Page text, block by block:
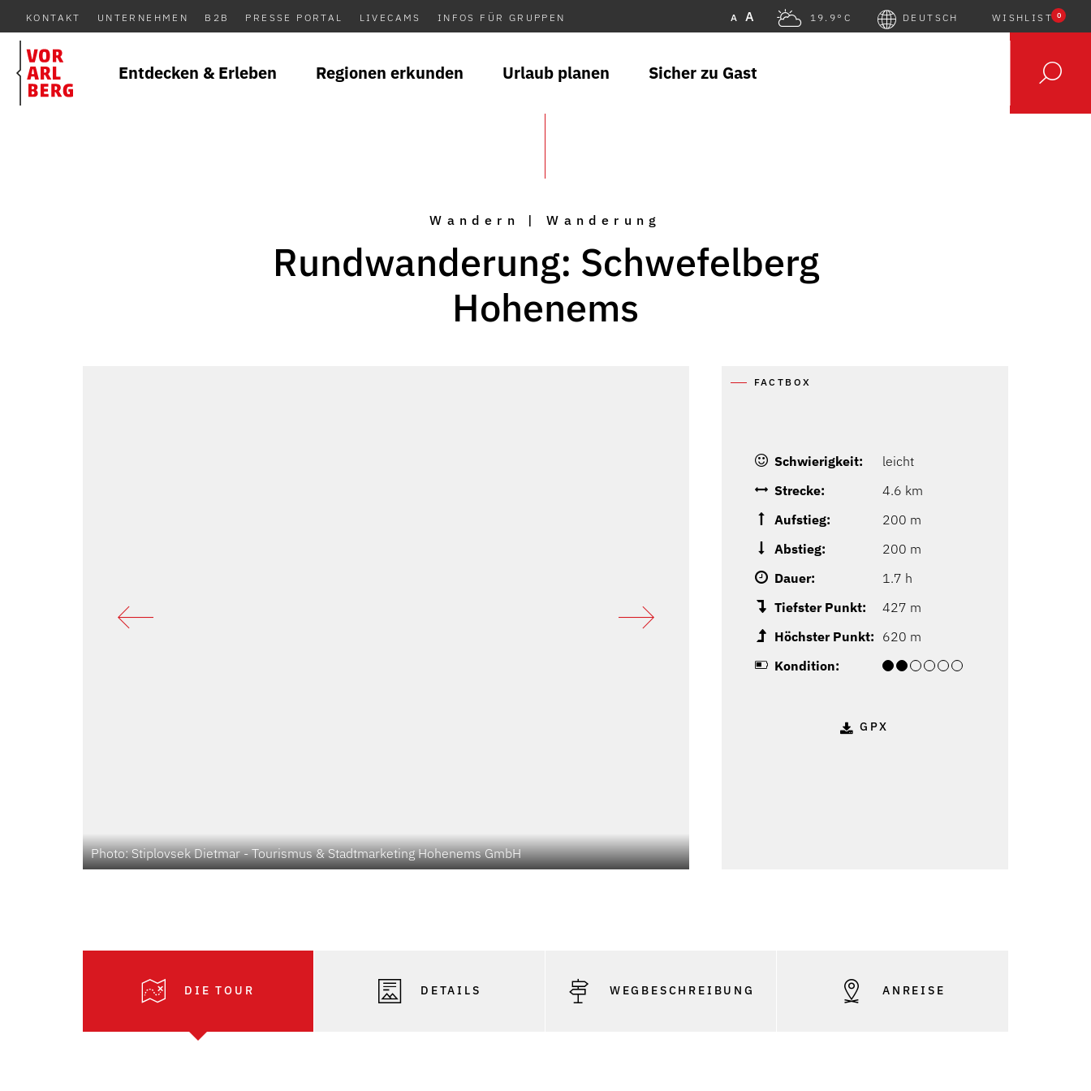
KONTAKT UNTERNEHMEN B2B PRESSE PORTAL LIVECAMS INFOS FÜR GRUPPEN A A 19.9°C DEUTSCH WISHLIST 0
Entdecken & Erleben Regionen erkunden Urlaub planen Sicher zu Gast
Wandern | Wanderung
Rundwanderung: Schwefelberg
Hohenems
Photo: Stiplovsek Dietmar - Tourismus & Stadtmarketing Hohenems GmbH
FACTBOX
Schwierigkeit:
leicht
Strecke:
4.6 km
Aufstieg:
200 m
Abstieg:
200 m
Dauer:
1.7 h
Tiefster Punkt:
427 m
Höchster Punkt: 620 m
Kondition:
GPX
DIE TOUR DETAILS WEGBESCHREIBUNG ANREISE